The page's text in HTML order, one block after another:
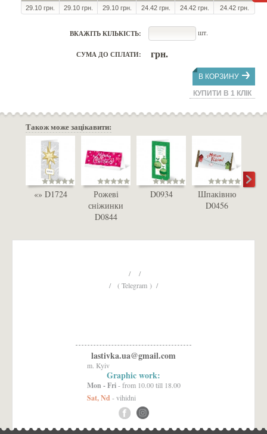
29.10 грн. 29.10 грн. 29.10 грн. 24.42 грн. 24.42 грн. 24.42 грн.
ВКАЖІТЬ КІЛЬКІСТЬ: шт.
СУМА ДО СПЛАТИ: грн.
В КОРЗИНУ
КУПИТИ В 1 КЛІК
Також може зацікавити:
«» D1724
Рожеві
сніжинки
D0844
D0934
Шпаківню
D0456
/ /
/ ( Telegram ) /
lastivka.ua@gmail.com
m. Kyiv
Graphic work:
Mon - Fri- from 10.00 till 18.00
Sat, Nd - vihidni